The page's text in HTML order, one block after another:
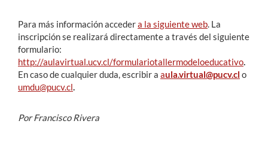
Para más información accedera la siguiente web. La
inscripción se realizará directamente a través del siguiente
formulario:
http://aulavirtual.ucv.cl/formulariotallermodeloeducativo.
En caso de cualquier duda, escribir a aula.virtual@pucv.cl o
umdu@pucv.cl.
Por Francisco Rivera